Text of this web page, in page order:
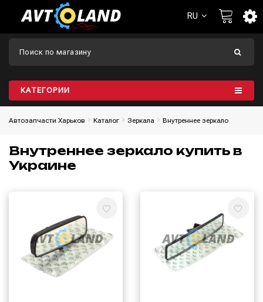
RU
КАТЕГОРИИ
Автозапчасти Харьков Каталог Зеркала Внутреннее зеркало
Внутреннее зеркало купить в
Украине